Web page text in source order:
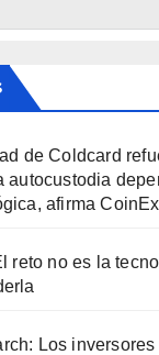
de Coldcard
autocustodia
afirma
reto no es la
Los inversores